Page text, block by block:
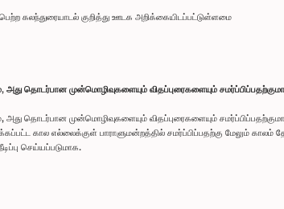
கலந்துரையாடல் குறித்து ஊடக அறிக்கையிடப்பட்டுள்ளமை
முன்மொழிவுகளையும் விதப்புரைகளையும்
முன்மொழிவுகளையும் விதப்புரைகளையும்
கால எல்லைக்குள் பாராளுமன்றத்தில் சமர்ப்பிப்பதற்கு மேலும் காலம்
செய்யப்படுமாக.